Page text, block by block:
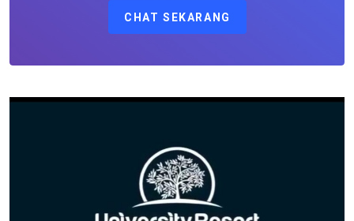
CHAT SEKARANG